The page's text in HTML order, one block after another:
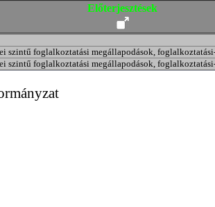
Előterjesztések
szintű foglalkoztatási megállapodások,
szintű foglalkoztatási megállapodások,